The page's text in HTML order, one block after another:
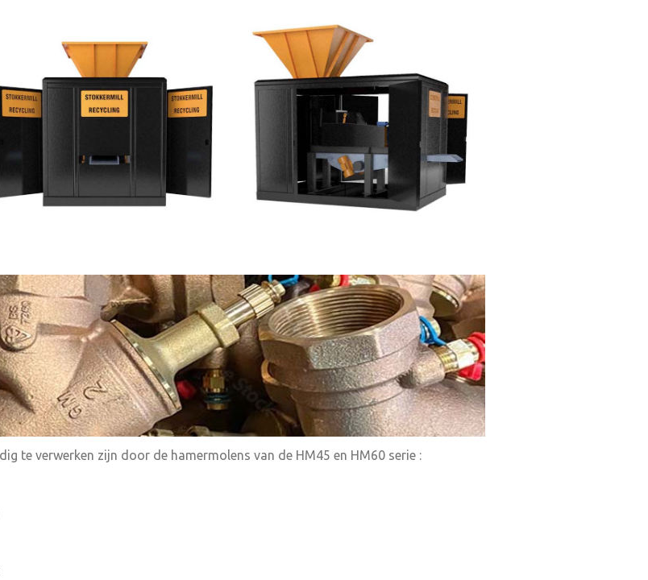
te verwerken zijn door de hamermolens van de HM45 en HM60 serie :